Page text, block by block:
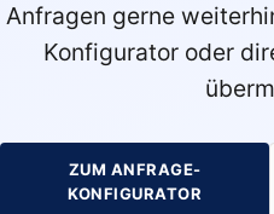
Anfragen gerne
Konfigurator oder
ZUM ANFRAGE-
KONFIGURATOR